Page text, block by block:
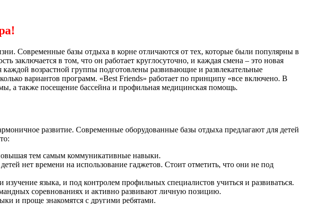
Современные базы отдыха в корне отличаются от тех, которые были популярны в
заключается в том, что он работает круглосуточно, и каждая смена – это новая
возрастной группы подготовлены развивающие и развлекательные
вариантов программ. «Best Friends» работает по принципу «все включено. В
а также посещение бассейна и профильная медицинская помощь.
развитие. Современные оборудованные базы отдыха предлагают для детей
тем самым коммуникативные навыки.
нет времени на использование гаджетов. Стоит отметить, что они не под
языка, и под контролем профильных специалистов учиться и развиваться.
соревнованиях и активно развивают личную позицию.
и проще знакомятся с другими ребятами.